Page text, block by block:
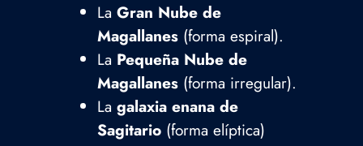
La Gran Nube de
Magallanes(forma espiral).
La Pequeña Nube de
Magallanes(forma irregular).
La galaxia enana de
Sagitario(forma elíptica)